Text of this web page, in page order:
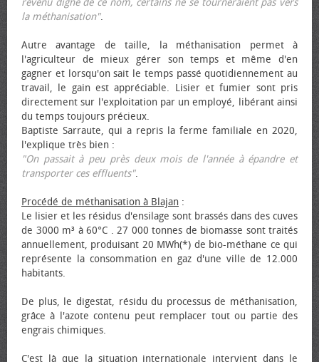
revenu digne de ce nom, certains ne se tourneraient pas vers
la méthanisation".
Autre avantage de taille, la méthanisation permet à
l'agriculteur de mieux gérer son temps et même d'en
gagner et lorsqu'on sait le temps passé quotidiennement au
travail, le gain est appréciable. Lisier et fumier sont pris
directement sur l'exploitation par un employé, libérant ainsi
du temps toujours précieux.
Baptiste Sarraute, qui a repris la ferme familiale en 2020,
l'explique très bien :
"On passait à peu près deux mois de l'année à épandre et
transporter ces effluents".
Procédé de méthanisation à Blajan :
Le lisier et les résidus d'ensilage sont brassés dans des cuves
de 3000 m³ à 60°C . 27 000 tonnes de biomasse sont traités
annuellement, produisant 20 MWh(*) de bio-méthane ce qui
représente la consommation en gaz d'une ville de 12.000
habitants.
De plus, le digestat, résidu du processus de méthanisation,
grâce à l'azote contenu peut remplacer tout ou partie des
engrais chimiques.
C'est là que la situation internationale intervient dans le